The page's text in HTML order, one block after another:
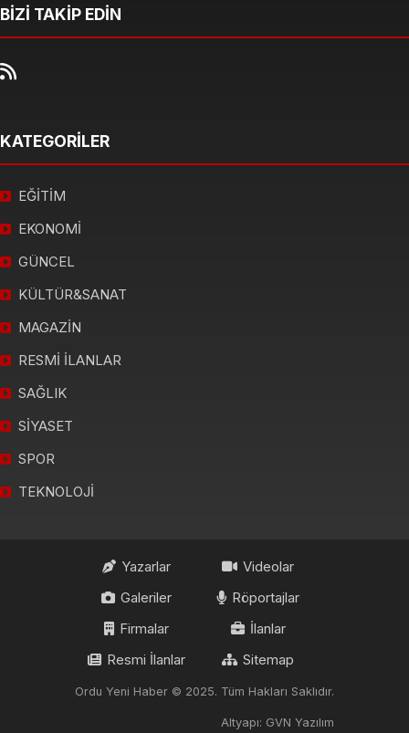
BİZİ TAKİP EDİN
KATEGORİLER
EĞİTİM
EKONOMİ
GÜNCEL
KÜLTÜR&SANAT
MAGAZİN
RESMİ İLANLAR
SAĞLIK
SİYASET
SPOR
TEKNOLOJİ
Yazarlar
Videolar
Galeriler
Röportajlar
Firmalar
İlanlar
Resmi İlanlar
Sitemap
Ordu Yeni Haber © 2025. Tüm Hakları Saklıdır.
Altyapı: GVN Yazılım